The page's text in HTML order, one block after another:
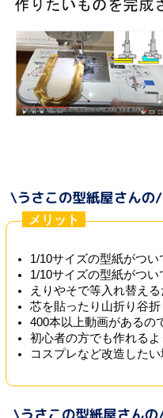
メリット
1/10サイズの型紙がつい
1/10サイズの型紙がつい
えりやそで等入れ替え
芯を貼ったり山折り谷
400本以上動画があるの
初心者の方でも作れる
コスプレなど改造した